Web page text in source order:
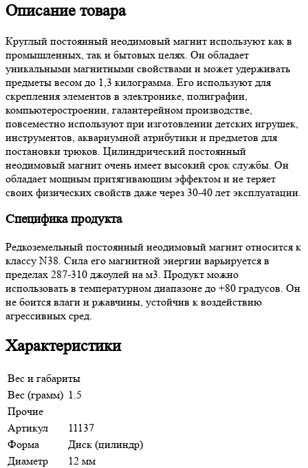
Описание товара
Круглый постоянный неодимовый магнит используют как в
промышленных, так и бытовых целях. Он обладает
уникальными магнитными свойствами и может удерживать
предметы весом до 1,3 килограмма. Его используют для
скрепления элементов в электронике, полиграфии,
компьютеростроении, галантерейном производстве,
повсеместно используют при изготовлении детских игрушек,
инструментов, аквариумной атрибутики и предметов для
постановки трюков. Цилиндрический постоянный
неодимовый магнит очень имеет высокий срок службы. Он
обладает мощным притягивающим эффектом и не теряет
своих физических свойств даже через 30-40 лет эксплуатации.
Специфика продукта
Редкоземельный постоянный неодимовый магнит относится к
классу N38. Сила его магнитной энергии варьируется в
пределах 287-310 джоулей на м3. Продукт можно
использовать в температурном диапазоне до +80 градусов. Он
не боится влаги и ржавчины, устойчив к воздействию
агрессивных сред.
Характеристики
Вес и габариты
Вес (грамм) 1.5
Прочие
Артикул
11137
Форма
Диск (цилиндр)
Диаметр
12 мм